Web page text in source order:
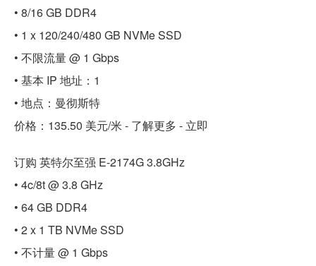
• 8/16 GB DDR4
• 1 x 120/240/480 GB NVMe SSD
• 不限流量 @ 1 Gbps
• 基本 IP 地址：1
• 地点：曼彻斯特
价格：135.50 美元/米 - 了解更多 - 立即
订购 英特尔至强 E-2174G 3.8GHz
• 4c/8t @ 3.8 GHz
• 64 GB DDR4
• 2 x 1 TB NVMe SSD
• 不计量 @ 1 Gbps